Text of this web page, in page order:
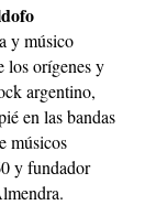
y músico
los orígenes y
argentino,
en las bandas
músicos
y fundador